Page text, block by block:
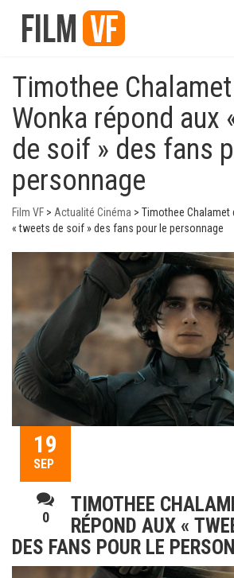
Timothee
Wonka répond aux
de soif » des fans
personnage
Film VF > Actualité Cinéma > Timothee Chalamet
« tweets de soif » des fans pour le personnage
19
SEP
0
TIMOTHEE
RÉPOND AUX «
DES FANS POUR LE